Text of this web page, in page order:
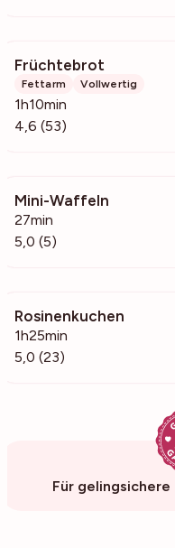
Früchtebrot
Fettarm Vollwertig
1h10min
4,6 (53)
Mini-Waffeln
27min
5,0 (5)
Rosinenkuchen
1h25min
5,0 (23)
Für